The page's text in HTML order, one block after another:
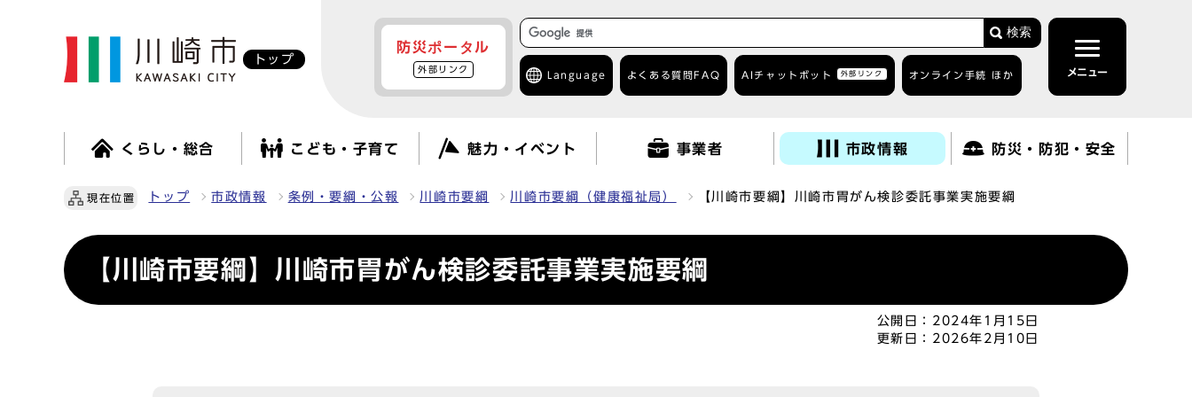
トップ
防災ポータル
外部リンク
検索
Language よくある質問 FAQ AIチャットボット 外部リンク オンライン手続 ほか メニュー
くらし・総合 こども・子育て 魅力・イベント 事業者 市政情報 防災・防犯・安全
現在位置 トップ 市政情報 条例・要綱・公報 川崎市要綱 川崎市要綱（健康福祉局） 【川崎市要綱】川崎市胃がん検診委託事業実施要綱
【川崎市要綱】川崎市胃がん検診委託事業実施要綱
公開日： 2024年1月15日
更新日： 2026年2月10日